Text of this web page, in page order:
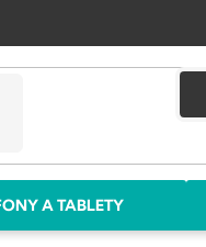
A TABLETY